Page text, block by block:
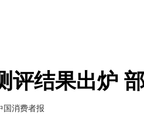
评结果出炉
国消费者报